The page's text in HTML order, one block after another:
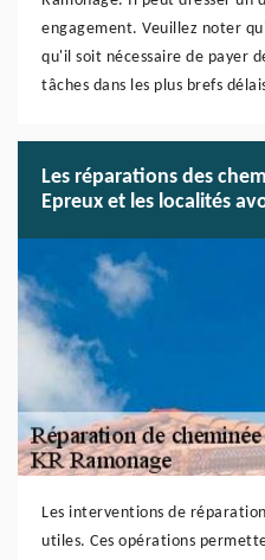
engagement. Veuillez noter
qu'il soit nécessaire de payer
tâches dans les plus brefs
Les réparations des
Epreux et les localités
Les interventions de
utiles. Ces opérations